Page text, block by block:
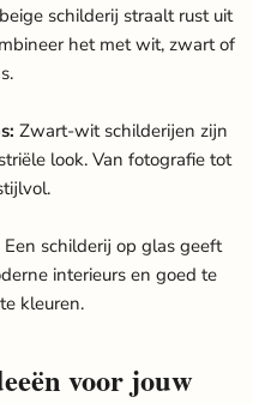
schilderij straalt rust uit
het met wit, zwart of
Zwart-wit schilderijen zijn
look. Van fotografie tot
Een schilderij op glas geeft
interieurs en goed te
kleuren.
voor jouw